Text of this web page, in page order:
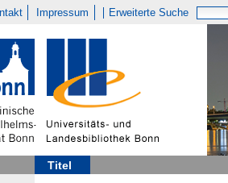
Impressum Erweiterte Suche
Titel